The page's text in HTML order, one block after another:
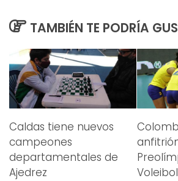
TAMBIÉN TE PODRÍA
Caldas tiene nuevos
campeones
departamentales de
Ajedrez